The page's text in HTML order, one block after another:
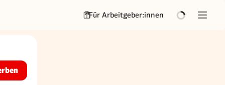
Für Arbeitgeber:innen